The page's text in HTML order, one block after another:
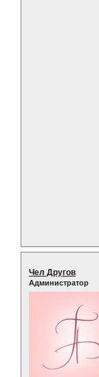
Чел Другов
Администратор